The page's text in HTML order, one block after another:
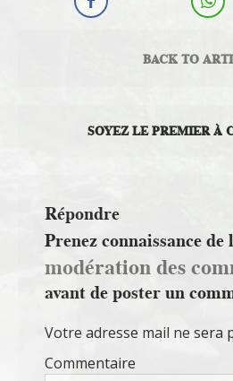
BACK TO
SOYEZ LE PREMIER À
Répondre
Prenez connaissance de
modération des
avant de poster un
Votre adresse mail ne sera
Commentaire